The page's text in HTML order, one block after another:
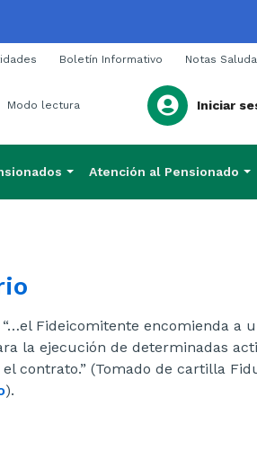
Boletín Informativo NotasSpanish
Modo lectura Iniciar
Atención al Pensionado
Fideicomitente encomienda a
la ejecución de determinadas
contrato.” (Tomado de cartilla
).